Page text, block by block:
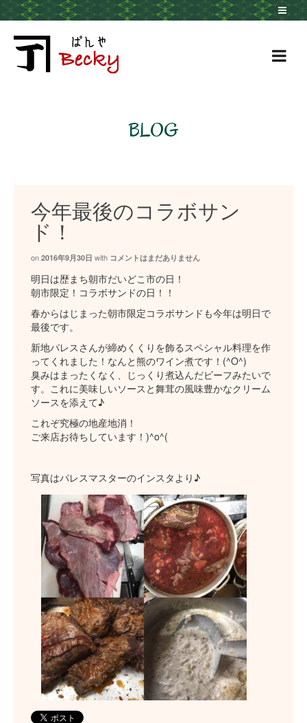
BLOG
今年最後のコラボサン
ド！
on 2016年9月30日 with コメントはまだありません
明日は歴まち朝市だいどこ市の日！
朝市限定！コラボサンドの日！！
春からはじまった朝市限定コラボサンドも今年は明日で
最後です。
新地パレスさんが締めくくりを飾るスペシャル料理を作
ってくれました！なんと熊のワイン煮です！(^O^)
臭みはまったくなく、じっくり煮込んだビーフみたいで
す。これに美味しいソースと舞茸の風味豊かなクリーム
ソースを添えて♪
これぞ究極の地産地消！
ご来店お待ちしています！)^o^(
写真はパレスマスターのインスタより♪